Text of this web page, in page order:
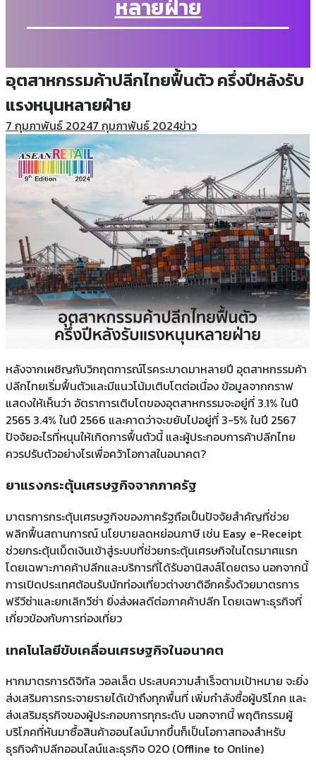
หลายฝ่าย
อุตสาหกรรมค้าปลีกไทยฟื้นตัว ครึ่งปีหลังรับ
แรงหนุนหลายฝ่าย
7 กุมภาพันธ์ 20247 กุมภาพันธ์ 2024ข่าว
หลังจากเผชิญกับวิกฤตการณ์โรคระบาดมาหลายปี อุตสาหกรรมค้า
ปลีกไทยเริ่มฟื้นตัวและมีแนวโน้มเติบโตต่อเนื่อง ข้อมูลจากกราฟ
แสดงให้เห็นว่า อัตราการเติบโตของอุตสาหกรรมจะอยู่ที่ 3.1% ในปี
2565 3.4% ในปี 2566 และคาดว่าจะขยับไปอยู่ที่ 3-5% ในปี 2567
ปัจจัยอะไรที่หนุนให้เกิดการฟื้นตัวนี้ และผู้ประกอบการค้าปลีกไทย
ควรปรับตัวอย่างไรเพื่อคว้าโอกาสในอนาคต?
ยาแรงกระตุ้นเศรษฐกิจจากภาครัฐ
มาตรการกระตุ้นเศรษฐกิจของภาครัฐถือเป็นปัจจัยสำคัญที่ช่วย
พลิกฟื้นสถานการณ์ นโยบายลดหย่อนภาษี เช่น Easy e-Receipt
ช่วยกระตุ้นเม็ดเงินเข้าสู่ระบบที่ช่วยกระตุ้นเศรษกิจในไตรมาศแรก
โดยเฉพาะภาคค้าปลีกและบริการที่ได้รับอานิสงส์โดยตรง นอกจากนี้
การเปิดประเทศต้อนรับนักท่องเที่ยวต่างชาติอีกครั้งด้วยมาตรการ
ฟรีวีซ่าและยกเลิกวีซ่า ยิ่งส่งผลดีต่อภาคค้าปลีก โดยเฉพาะธุรกิจที่
เกี่ยวข้องกับการท่องเที่ยว
เทคโนโลยีขับเคลื่อนเศรษฐกิจในอนาคต
หากมาตรการดิจิทัล วอลเล็ต ประสบความสำเร็จตามเป้าหมาย จะยิ่ง
ส่งเสริมการกระจายรายได้เข้าถึงทุกพื้นที่ เพิ่มกำลังซื้อผู้บริโภค และ
ส่งเสริมธุรกิจของผู้ประกอบการทุกระดับ นอกจากนี้ พฤติกรรมผู้
บริโภคที่หันมาซื้อสินค้าออนไลน์มากขึ้นก็เป็นโอกาสทองสำหรับ
ธุรกิจค้าปลีกออนไลน์และธุรกิจ O2O (Offline to Online)